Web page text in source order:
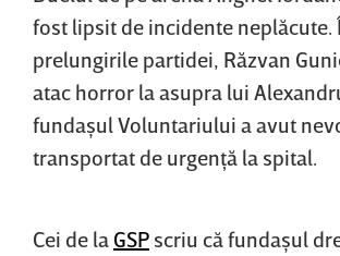
fost lipsit de incidente neplăcute.
prelungirile partidei, Răzvan
atac horror la asupra lui
fundaşul Voluntariului a avut
transportat de urgenţă la spital.
Cei de la GSP scriu că fundaşul